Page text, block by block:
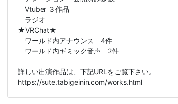
Vtuber ３作品
ラジオ
★VRChat★
ワールド内アナウンス 4件
ワールド内ギミック音声 2件
詳しい出演作品は、下記URLをご覧下さい。
https://sute.tabigeinin.com/works.html